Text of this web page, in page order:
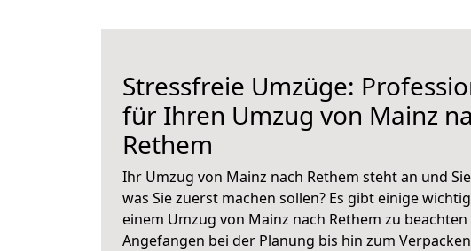
Stressfreie Umzüge:
für Ihren Umzug von Mainz
Rethem
Ihr Umzug von Mainz nach Rethem steht an und
was Sie zuerst machen sollen? Es gibt einige
einem Umzug von Mainz nach Rethem zu beachten
Angefangen bei der Planung bis hin zum